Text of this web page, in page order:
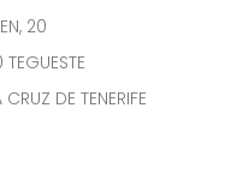
20
CRUZ DE TENERIFE